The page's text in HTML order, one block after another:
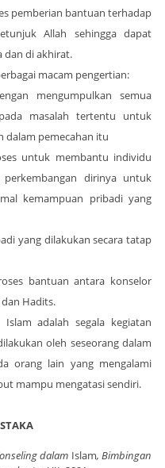
pemberian bantuan terhadap
Allah sehingga dapat
dan di akhirat.
macam pengertian:
mengumpulkan semua
masalah tertentu untuk
dalam pemecahan itu
untuk membantu individu
perkembangan dirinya untuk
kemampuan pribadi yang
yang dilakukan secara tatap
bantuan antara konselor
Hadits.
adalah segala kegiatan
oleh seseorang dalam
orang lain yang mengalami
mampu mengatasi sendiri.
dalam Islam, Bimbingan